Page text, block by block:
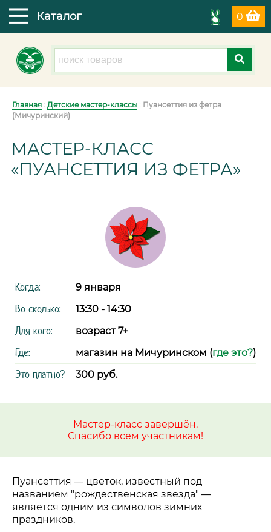
0
Каталог
Главная : Детские мастер-классы : Пуансеттия из фетра
(Мичуринский)
МАСТЕР-КЛАСС
«ПУАНСЕТТИЯ ИЗ ФЕТРА»
Когда: 9 января
Во сколько: 13:30 - 14:30
Для кого: возраст 7+
Где: магазин на Мичуринском (где это?)
Это платно? 300 руб.
Мастер-класс завершён.
Спасибо всем участникам!
Пуансеттия — цветок, известный под
названием "рождественская звезда" —
является одним из символов зимних
праздников.